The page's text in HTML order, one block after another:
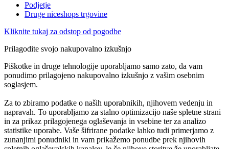
Podjetje
Druge niceshops trgovine
Kliknite tukaj za odstop od pogodbe
Prilagodite svojo nakupovalno izkušnjo
Piškotke in druge tehnologije uporabljamo samo zato, da vam
ponudimo prilagojeno nakupovalno izkušnjo z vašim osebnim
soglasjem.
Za to zbiramo podatke o naših uporabnikih, njihovem vedenju in
napravah. To uporabljamo za stalno optimizacijo naše spletne strani
in za prikaz prilagojenega oglaševanja in vsebine ter za analizo
statistike uporabe. Vaše šifrirane podatke lahko tudi primerjamo z
zunanjimi ponudniki in vam prikažemo ponudbe prek njihovih